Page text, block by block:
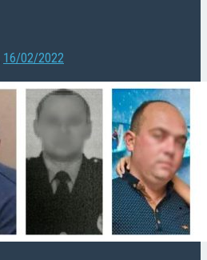
16/02/2022